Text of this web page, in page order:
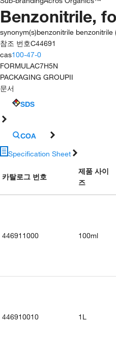
Benzonitrile,
synonym(s)benzonitrile
참조 번호C44691
cas100-47-0
FORMULAC7H5N
PACKAGING GROUPII
문서
SDS
COA
Specification Sheet
카탈로그 번호
제품 사이
즈
446911000 100ml
446910010 1L